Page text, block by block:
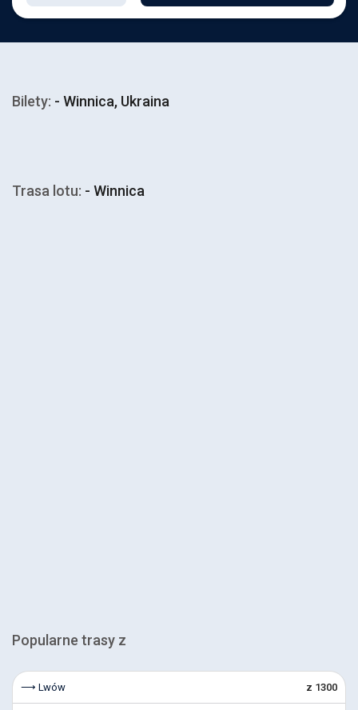
Bilety: - Winnica, Ukraina
Trasa lotu: - Winnica
Popularne trasy z
⟶ Lwów z 1300